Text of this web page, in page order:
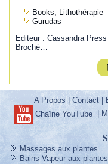
Books, Lithothérapie
Gurudas
Editeur : Cassandra
Broché…
A Propos |Contact |
Chaîne YouTube|
Massages aux plantes
Bains Vapeur aux plantes